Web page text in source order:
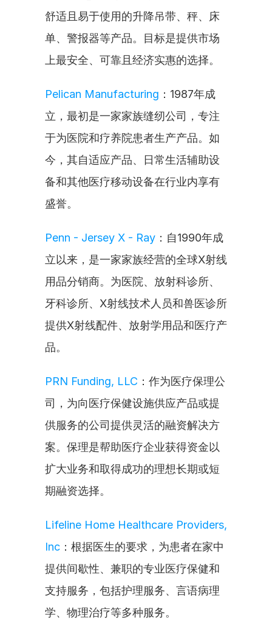
舒适且易于使用的升降吊带、秤、床
单、警报器等产品。目标是提供市场
上最安全、可靠且经济实惠的选择。
Pelican Manufacturing ：1987年成
立，最初是一家家族缝纫公司，专注
于为医院和疗养院患者生产产品。如
今，其自适应产品、日常生活辅助设
备和其他医疗移动设备在行业内享有
盛誉。
Penn - Jersey X - Ray ：自1990年成
立以来，是一家家族经营的全球X射线
用品分销商。为医院、放射科诊所、
牙科诊所、X射线技术人员和兽医诊所
提供X射线配件、放射学用品和医疗产
品。
PRN Funding, LLC ：作为医疗保理公
司，为向医疗保健设施供应产品或提
供服务的公司提供灵活的融资解决方
案。保理是帮助医疗企业获得资金以
扩大业务和取得成功的理想长期或短
期融资选择。
Lifeline Home Healthcare Providers,
Inc ：根据医生的要求，为患者在家中
提供间歇性、兼职的专业医疗保健和
支持服务，包括护理服务、言语病理
学、物理治疗等多种服务。